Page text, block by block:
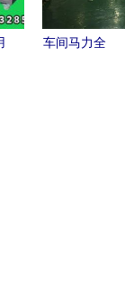
车间马力全